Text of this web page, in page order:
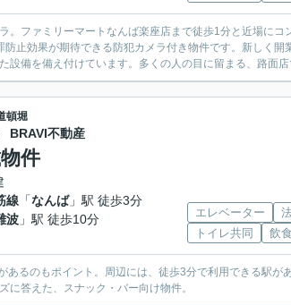
。ファミリーマートなんば楽座店まで徒歩1分と近場にコ
止効果が期待できる防犯カメラ付き物件です。新しく開
備を備え付けています。多くの人の目に留まる、路面店
頓堀
BRAVI不動産
件
線 「なんば」駅 徒歩3分
波 」駅 徒歩10分 エレベーター
トイレ共同
飲
あるのもポイント。周辺には、徒歩3分で利用できる駅が
に答えた、スナック・バー向け物件。